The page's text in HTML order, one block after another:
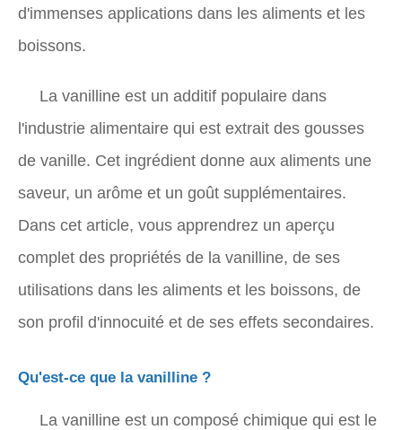
d'immenses applications dans les aliments et les
boissons.
La vanilline est un additif populaire dans
l'industrie alimentaire qui est extrait des gousses
de vanille. Cet ingrédient donne aux aliments une
saveur, un arôme et un goût supplémentaires.
Dans cet article, vous apprendrez un aperçu
complet des propriétés de la vanilline, de ses
utilisations dans les aliments et les boissons, de
son profil d'innocuité et de ses effets secondaires.
Qu'est-ce que la vanilline ?
La vanilline est un composé chimique qui est le